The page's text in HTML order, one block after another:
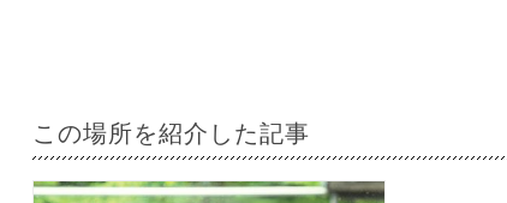
この場所を紹介した記事